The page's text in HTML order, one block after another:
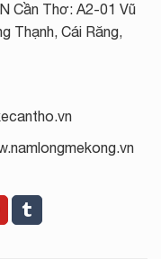
Cần Thơ: A2-01 Vũ
Thạnh, Cái Răng,